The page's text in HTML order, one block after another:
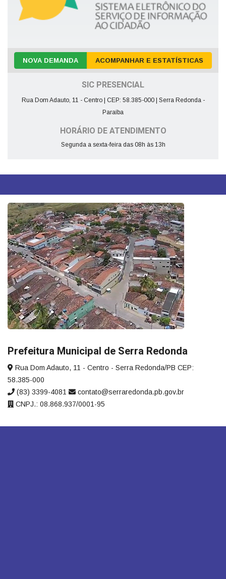
NOVA DEMANDA ACOMPANHAR E ESTATÍSTICAS
SIC PRESENCIAL
Rua Dom Adauto, 11 - Centro | CEP: 58.385-000 | Serra Redonda -
Paraíba
HORÁRIO DE ATENDIMENTO
Segunda a sexta-feira das 08h às 13h
Prefeitura Municipal de Serra Redonda
Rua Dom Adauto, 11 - Centro - Serra Redonda/PB CEP:
58.385-000
(83) 3399-4081
contato@serraredonda.pb.gov.br
CNPJ.: 08.868.937/0001-95